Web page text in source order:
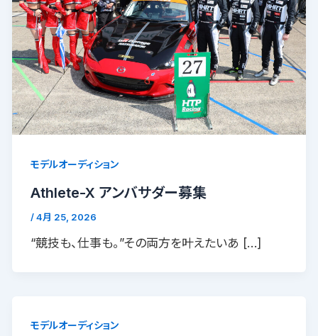
モデルオーディション
Athlete-X アンバサダー募集
/4月 25, 2026
“競技も、仕事も。”その両方を叶えたいあ […]
モデルオーディション